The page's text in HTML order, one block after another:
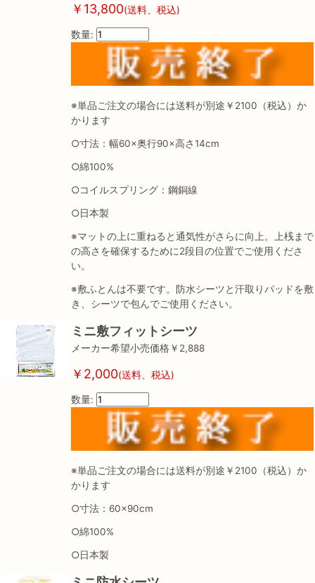
￥13,800(送料、税込)
数量:
※単品ご注文の場合には送料が別途￥2100（税込）か
かります
○寸法：幅60×奥行90×高さ14cm
○綿100%
○コイルスプリング：鋼銅線
○日本製
※マットの上に重ねると通気性がさらに向上。上桟まで
の高さを確保するために2段目の位置でご使用くださ
い。
※敷ふとんは不要です。防水シーツと汗取りパッドを敷
き、シーツで包んでご使用ください。
ミニ敷フィットシーツ
メーカー希望小売価格￥2,888
￥2,000(送料、税込)
数量:
※単品ご注文の場合には送料が別途￥2100（税込）か
かります
○寸法：60×90cm
○綿100%
○日本製